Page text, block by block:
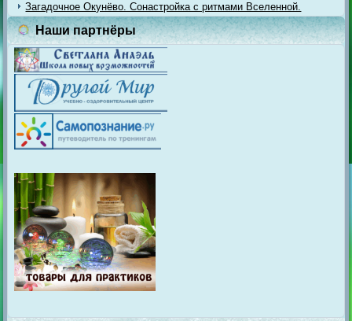
Загадочное Окунёво. Сонастройка с ритмами Вселенной.
Наши партнёры